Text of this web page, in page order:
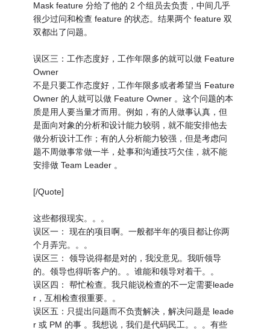
Mask feature 分给了他的 2 个组员去负责，中间几乎
很少过问和检查 feature 的状态。结果两个 feature 双
双都出了问题。
误区三：工作态度好，工作年限多的就可以做 Feature
Owner
不是只要工作态度好，工作年限多或者希望当 Feature
Owner 的人就可以做 Feature Owner 。这个问题的本
质是用人要当量才而用。例如，有的人做事认真，但
是面向对象的分析和设计能力较弱，就不能安排他去
做分析设计工作；有的人分析能力较强，但是考虑问
题不周做事常做一半，处事和沟通技巧欠佳，就不能
安排做 Team Leader 。
[/Quote]
这些都很现实。。。
误区一： 现在的项目啊。一般都半年的项目都让你两
个月弄完。。。
误区三： 领导说得都是对的，我没意见。我听领导
的。领导也得听客户的。。谁能和领导对着干。。
误区四： 帮忙检查。我只能说检查的不一定需要leade
r，互相检查很重要。。
误区五：只提出问题而不负责解决，解决问题是 leade
r 或 PM 的事 。我想说，我们是代码民工。。。有些